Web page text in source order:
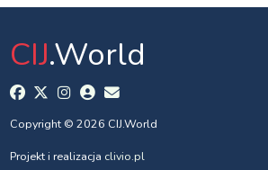
CIJ.World
Copyright © 2026 CIJ.World
Projekt i realizacja clivio.pl